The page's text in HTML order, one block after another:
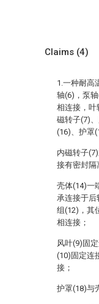
Claims (4)
1.一种耐高
轴(6)，泵
相连接，叶
磁转子(7)
(16)、护罩
内磁转子
接有密封隔
壳体(14)一
承连接于后
组(12)，其
相连接；
风叶(9)固
(10)固定连
接；
护罩(18)与